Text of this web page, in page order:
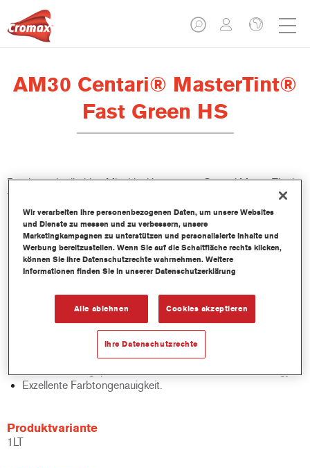
AM30 Centari® MasterTint®
Fast Green HS
Das lösemittelhaltige Mischlackkonzentrat Centari MasterTint ist
Teil des Centari Decklack- und Basislack-Systems.
Produktmerkmale
Unverwechselbares, Vielseitiges und einfach zu
handhabenes Reparaturlacksystem.
Ein Mischbanksystem liefert alle lösemittelbasierenden
Lackqualitäten-medium - und high Solid Decklacke und
Basislacke.
Schnelle Bestandskontrolle.
Schnelle Materialverwaltung.
Spart Lagerplatz.
Exzellente Farbtongenauigkeit.
Produktvariante
1LT
Wir verarbeiten Ihre personenbezogenen Daten, um unsere Websites
und Dienste zu messen und zu verbessern, unsere
Marketingkampagnen zu unterstützen und personalisierte Inhalte und
Werbung bereitzustellen. Wenn Sie auf die Schaltfläche rechts klicken,
können Sie Ihre Datenschutzrechte wahrnehmen. Weitere
Informationen finden Sie in unserer Datenschutzerklärung
Alle ablehnen Cookies akzeptieren
Ihre Datenschutzrechte